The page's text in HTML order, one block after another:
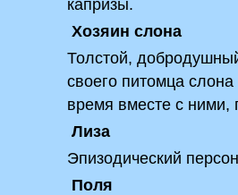
капризы.
Хозяин слона
Толстой,
своего питомца
время вместе с ними,
Лиза
Эпизодический
Поля